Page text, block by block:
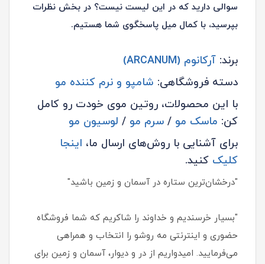
سوالی دارید که در این لیست نیست؟ در بخش نظرات
بپرسید، با کمال میل پاسخگوی شما هستیم.
برند: آرکانوم (ARCANUM)
دسته فروشگاهی: شامپو و نرم کننده مو
با این محصولات، روتین موی خودت رو کامل
کن: ماسک مو / سرم مو / لوسیون مو
برای آشنایی با روش‌های ارسال ما، اینجا
کلیک کنید.
"درخشان‌ترین ستاره در آسمان و زمین باشید"
"بسیار خرسندیم و خداوند را شاکریم که شما فروشگاه
حضوری و اینترنتی مه روشو را انتخاب و همراهی
می‌فرمایید. امیدواریم از در و دیوار، آسمان و زمین برای